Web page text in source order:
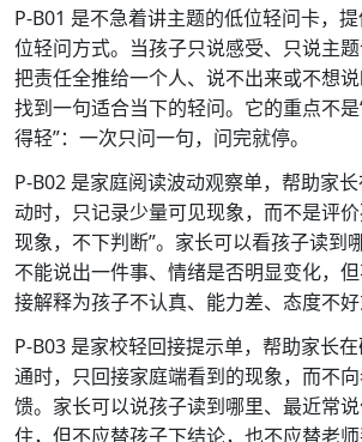
P-B01 是不急着讲主题的低位轻问卡，
位轻问方式。当孩子只说感受、只说主题
把责任全推给一个人、说不出来或不想
找到一句适合当下的轻问。它的重点不是
得轻”：一次只问一句，问完就停。
P-B02 是家庭阅读波动观察单，帮助家
动时，只记录少量可见现象，而不是评
现象，不下判断”。家长可以看孩子读到
不能说出一件事、情绪是否明显变化，
接解释为孩子不认真、能力差、态度不好
P-B03 是家校轻回接提示单，帮助家长
通时，只回接家庭端看到的现象，而不
馈。家长可以说孩子读到哪里、最近常
住，但不应替孩子下结论，也不应替老